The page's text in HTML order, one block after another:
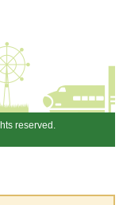
reserved.